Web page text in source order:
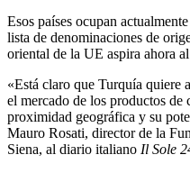
Esos países ocupan
lista de denominaciones de
oriental de la UE aspira ahora
«Está claro que Turquía quiere
el mercado de los productos de
proximidad geográfica y su
Mauro Rosati, director de la
Siena, al diario italiano Il Sole